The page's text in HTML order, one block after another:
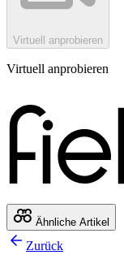
Virtuell anprobieren
Virtuell anprobieren
Ähnliche Artikel
Zurück